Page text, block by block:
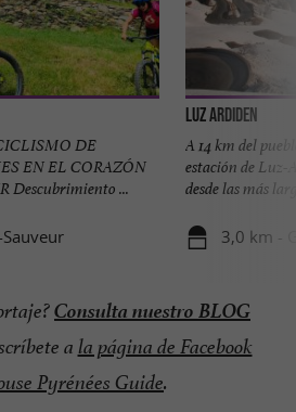
DE
EN EL CORAZÓN
Descubrimiento ...
Luz Ardiden
A 14 km del
estación de Luz-
desde las más
3,0 km -
Consulta nuestro BLOG
a la página de Facebook
Pyrénées Guide.